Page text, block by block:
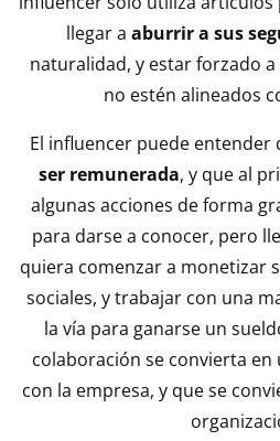
llegar a aburrir a sus
naturalidad, y estar forzado
no estén alineados
El influencer puede entender
ser remunerada, y que al
algunas acciones de forma
para darse a conocer, pero
quiera comenzar a monetizar
sociales, y trabajar con una
la vía para ganarse un
colaboración se convierta
con la empresa, y que se